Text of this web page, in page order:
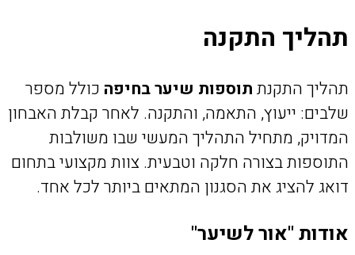
תהליך התקנה
תהליך התקנתתוספות שיער בחיפה כולל מספר
שלבים: ייעוץ, התאמה, והתקנה. לאחר קבלת האבחון
המדויק, מתחיל התהליך המעשי שבו משולבות
התוספות בצורה חלקה וטבעית. צוות מקצועי בתחום
דואג להציג את הסגנון המתאים ביותר לכל אחד.
אודות "אור לשיער"